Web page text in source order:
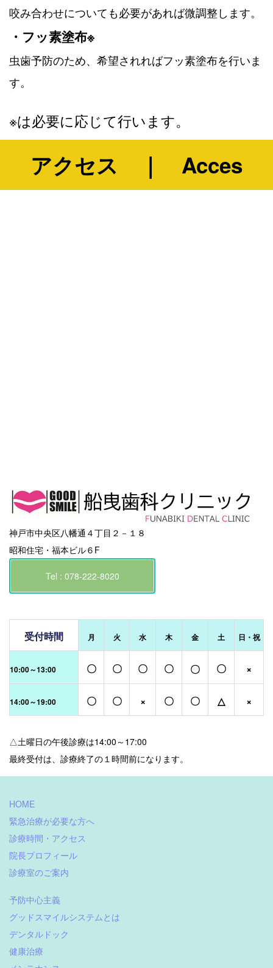
咬み合わせについても必要があれば微調整します。
・フッ素塗布※
虫歯予防のため、希望されればフッ素塗布を行いま
す。
※は必要に応じて行います。
アクセス ｜ Acces
神戸市中央区八幡通４丁目２－１８
昭和住宅・福本ビル６F
Tel : 078-222-8020
受付時間 月 火 水 木 金 土 日・祝
10:00～13:00 〇 〇 〇 〇 〇 〇 ×
14:00～19:00 〇 〇 × 〇 〇 △ ×
△土曜日の午後診療は14:00～17:00
最終受付は、診療終了の１時間前になります。
HOME
緊急治療が必要な方へ
診療時間・アクセス
院長プロフィール
診療室のご案内
予防中心主義
グッドスマイルシステムとは
デンタルドック
健康治療